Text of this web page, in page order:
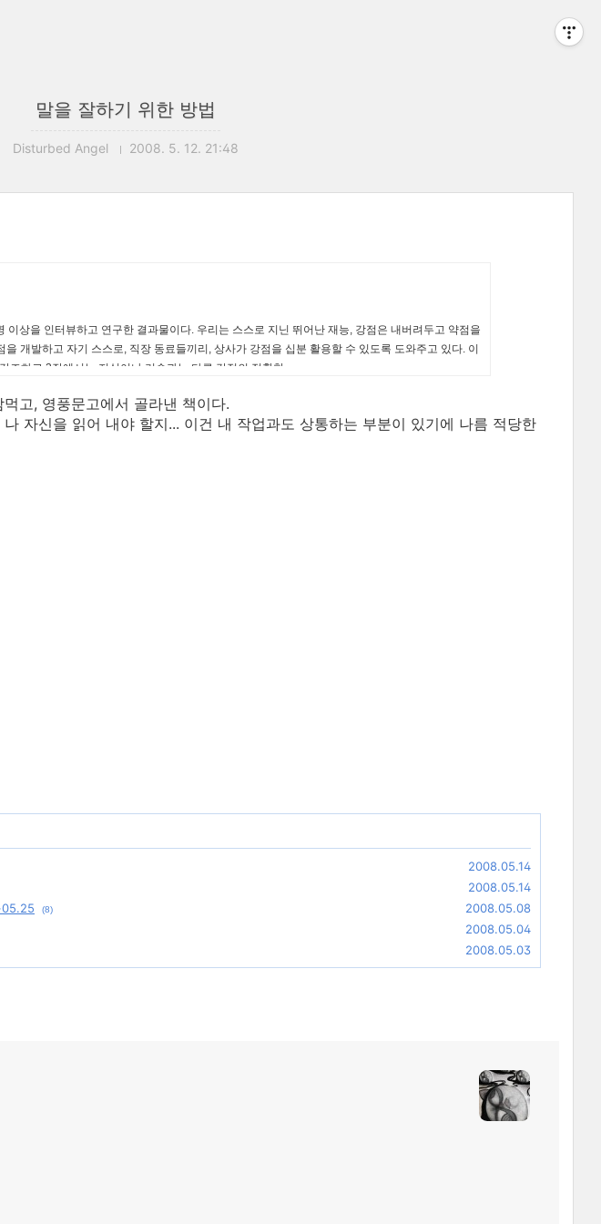
말을 잘하기 위한 방법
Disturbed Angel 2008. 5. 12. 21:48
상을 인터뷰하고 연구한 결과물이다. 우리는 스스로 지닌 뛰어난 재능, 강점은 내버려두고 약점을
개발하고 자기 스스로, 직장 동료들끼리, 상사가 강점을 십분 활용할 수 있도록 도와주고 있다. 이
조하고 2장에서는 지식이나 기술과는 다른 강점의 정확한
고, 영풍문고에서 골라낸 책이다.
자신을 읽어 내야 할지... 이건 내 작업과도 상통하는 부분이 있기에 나름 적당한
2008.05.14
2008.05.14
(8)
2008.05.08
2008.05.04
2008.05.03